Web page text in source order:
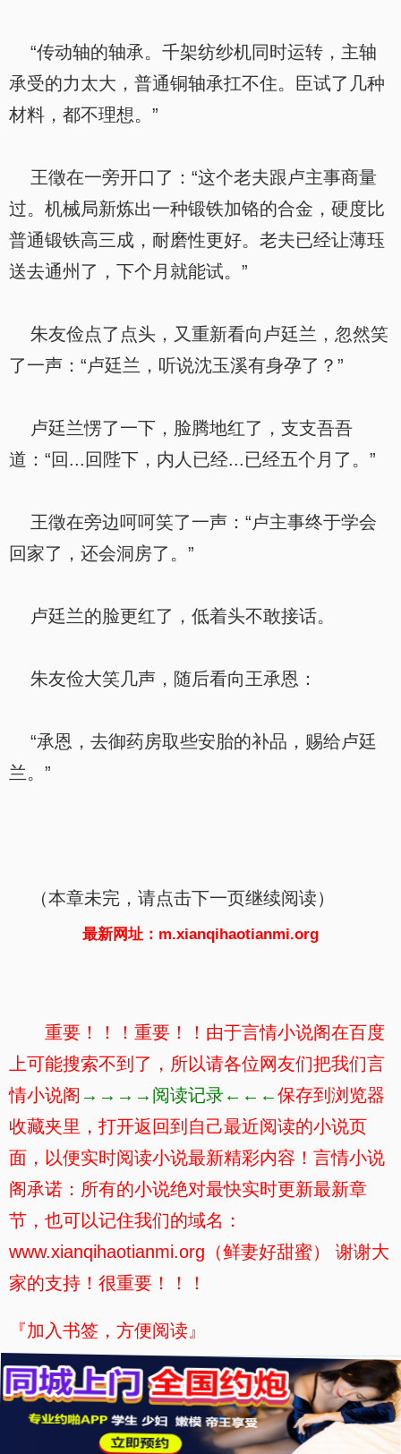
“传动轴的轴承。千架纺纱机同时运转，主轴
承受的力太大，普通铜轴承扛不住。臣试了几种
材料，都不理想。”
王徵在一旁开口了：“这个老夫跟卢主事商量
过。机械局新炼出一种锻铁加铬的合金，硬度比
普通锻铁高三成，耐磨性更好。老夫已经让薄珏
送去通州了，下个月就能试。”
朱友俭点了点头，又重新看向卢廷兰，忽然笑
了一声：“卢廷兰，听说沈玉溪有身孕了？”
卢廷兰愣了一下，脸腾地红了，支支吾吾
道：“回...回陛下，内人已经...已经五个月了。”
王徵在旁边呵呵笑了一声：“卢主事终于学会
回家了，还会洞房了。”
卢廷兰的脸更红了，低着头不敢接话。
朱友俭大笑几声，随后看向王承恩：
“承恩，去御药房取些安胎的补品，赐给卢廷
兰。”
（本章未完，请点击下一页继续阅读）
最新网址：m.xianqihaotianmi.org
重要！！！重要！！由于言情小说阁在百度
上可能搜索不到了，所以请各位网友们把我们言
情小说阁 →→→→阅读记录←←←保存到浏览器
收藏夹里，打开返回到自己最近阅读的小说页
面，以便实时阅读小说最新精彩内容！言情小说
阁承诺：所有的小说绝对最快实时更新最新章
节，也可以记住我们的域名：
www.xianqihaotianmi.org（鲜妻好甜蜜） 谢谢大
家的支持！很重要！！！
『加入书签，方便阅读』